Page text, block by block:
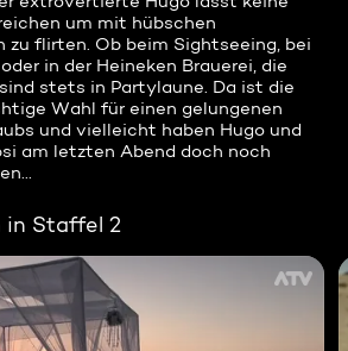
um mit hübschen
zu flirten. Ob beim Sightseeing, bei
in der Heineken Brauerei, die
stets in Partylaune. Da ist die
Wahl für einen gelungenen
und vielleicht haben Hugo und
am letzten Abend doch noch
in Staffel 2